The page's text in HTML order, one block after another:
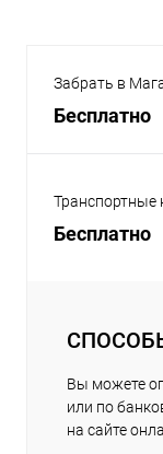
Забрать в
Бесплатно
Транспортные
Бесплатно
Вы можете
или по
на сайте